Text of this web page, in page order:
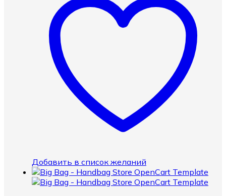
Добавить в список желаний